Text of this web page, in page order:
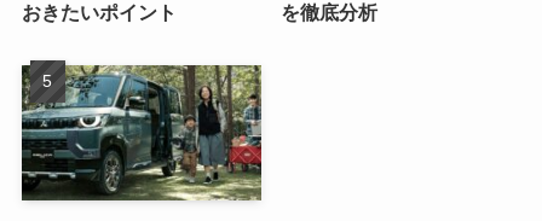
おきたいポイント
を徹底分析